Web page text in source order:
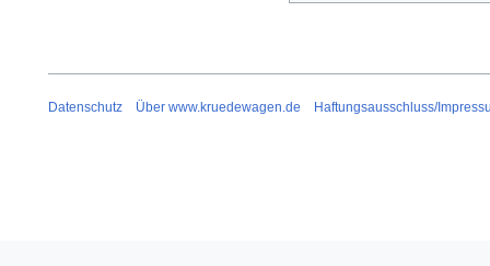
Datenschutz Über www.kruedewagen.de Haftungsausschluss/